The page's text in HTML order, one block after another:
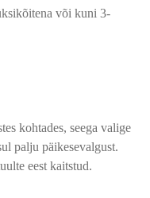
või kuni 3-
kohtades, seega valige
palju päikesevalgust.
eest kaitstud.